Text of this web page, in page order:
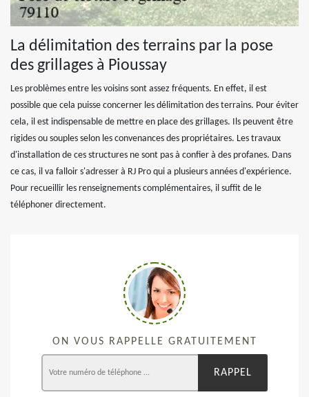
La délimitation des terrains par la pose
des grillages à Pioussay
Les problèmes entre les voisins sont assez fréquents. En effet, il est
possible que cela puisse concerner les délimitation des terrains. Pour éviter
cela, il est indispensable de mettre en place des grillages. Ils peuvent être
rigides ou souples selon les convenances des propriétaires. Les travaux
d'installation de ces structures ne sont pas à confier à des profanes. Dans
ce cas, il va falloir s'adresser à RJ Pro qui a plusieurs années d'expérience.
Pour recueillir les renseignements complémentaires, il suffit de le
téléphoner directement.
ON VOUS RAPPELLE GRATUITEMENT